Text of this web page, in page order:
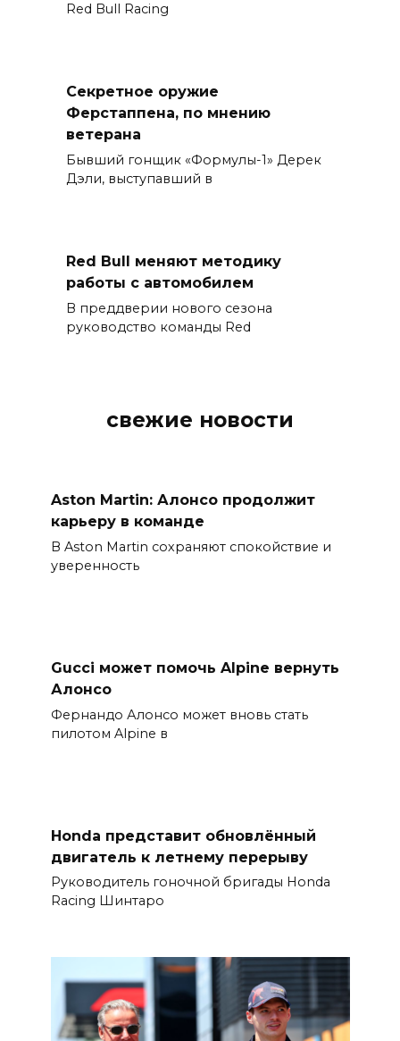
Red Bull Racing
Секретное оружие
Ферстаппена, по мнению
ветерана
Бывший гонщик «Формулы-1» Дерек
Дэли, выступавший в
Red Bull меняют методику
работы с автомобилем
В преддверии нового сезона
руководство команды Red
свежие новости
Aston Martin: Алонсо продолжит
карьеру в команде
В Aston Martin сохраняют спокойствие и
уверенность
Gucci может помочь Alpine вернуть
Алонсо
Фернандо Алонсо может вновь стать
пилотом Alpine в
Honda представит обновлённый
двигатель к летнему перерыву
Руководитель гоночной бригады Honda
Racing Шинтаро